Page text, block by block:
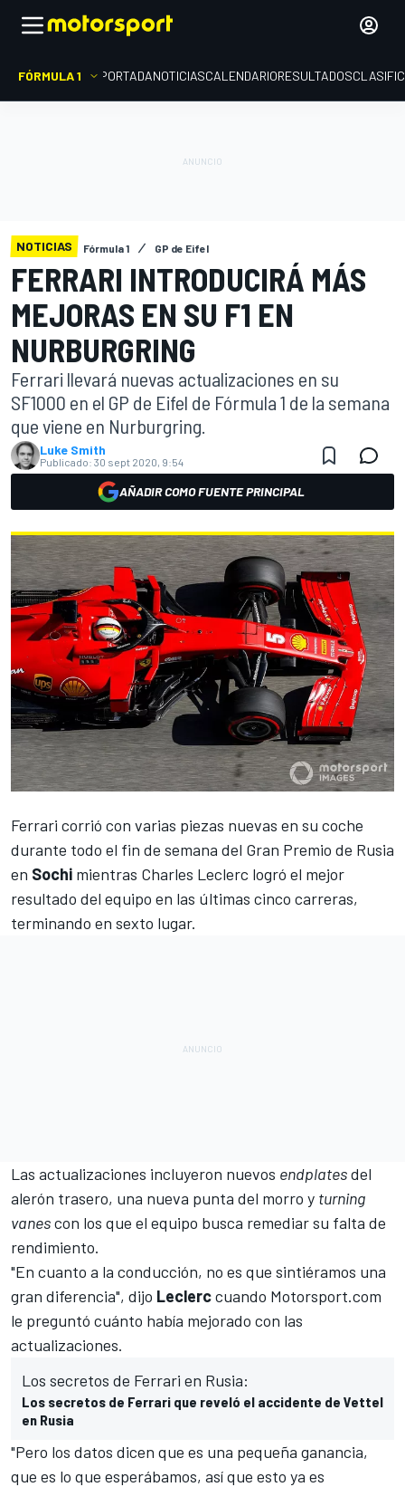
FÓRMULA 1 PORTADANOTICIASCALENDARIORESULTADOS
NOTICIAS Fórmula 1 GP de Eifel
FERRARI INTRODUCIRÁ MÁS
MEJORAS EN SU F1 EN
NURBURGRING
Ferrari llevará nuevas actualizaciones en su
SF1000 en el GP de Eifel de Fórmula 1 de la semana
que viene en Nurburgring.
Luke Smith
Publicado: 30 sept 2020, 9:54
AÑADIR COMO FUENTE PRINCIPAL
Ferrari corrió con varias piezas nuevas en su coche
durante todo el fin de semana del Gran Premio de Rusia
en Sochi mientras Charles Leclerc logró el mejor
resultado del equipo en las últimas cinco carreras,
terminando en sexto lugar.
Las actualizaciones incluyeron nuevos endplatesdel
alerón trasero, una nueva punta del morro y turning
vanescon los que el equipo busca remediar su falta de
rendimiento.
"En cuanto a la conducción, no es que sintiéramos una
gran diferencia", dijo Leclerccuando Motorsport.com
le preguntó cuánto había mejorado con las
actualizaciones.
Los secretos de Ferrari en Rusia:
Los secretos de Ferrari que reveló el accidente de Vettel
en Rusia
"Pero los datos dicen que es una pequeña ganancia,
que es lo que esperábamos, así que esto ya es